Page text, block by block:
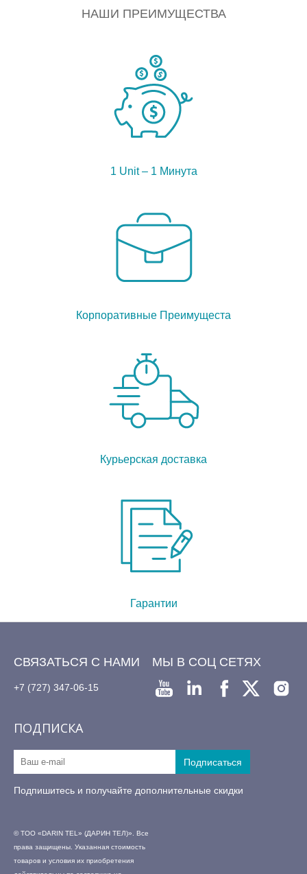
НАШИ ПРЕИМУЩЕСТВА
1 Unit – 1 Минута
Корпоративные Преимущеста
Курьерская доставка
Гарантии
СВЯЗАТЬСЯ С НАМИ
+7 (727) 347-06-15
МЫ В СОЦ СЕТЯХ
ПОДПИСКА
Подпишитесь и получайте дополнительные скидки
© ТОО «DARIN TEL» (ДАРИН ТЕЛ)». Все
права защищены. Указанная стоимость
товаров и условия их приобретения